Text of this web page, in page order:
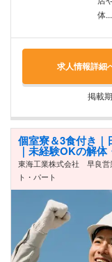
体...
求人情報詳細
掲載
個室寮＆3食付き
｜未経験OKの解体
東海工業株式会社 早良営
ト・パート